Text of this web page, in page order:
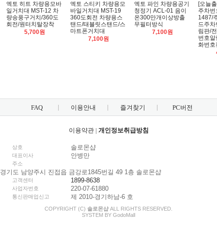
엑토 히트 차량용모바
일거치대 MST-12 차
량송풍구거치/360도
회전/원터치탈장착
5,700원
엑토 스티키 차량용모
바일거치대 MST-19
360도회전 차량용스
탠드/태블릿스탠드/스
마트폰거치대
7,100원
엑토 파인 차량용공기
청정기 ACL-01 음이
온300만개이상방출
무필터방식
7,100원
[오늘
주차
1487/
드주
림판/
번호
화번호
FAQ 이용안내 즐겨찾기 PC버전
이용약관| 개인정보취급방침
상호 솔로몬샵
대표이사 안병만
주소
경기도 남양주시 진접읍 금강로1845번길 49 1층 솔로몬샵
고객센터 1899-8638
사업자번호 220-07-61880
통신판매업신고 제 2010-경기하남-6 호
COPYRIGHT (C) 솔로몬샵 ALL RIGHTS RESERVED.
SYSTEM BY GodoMall